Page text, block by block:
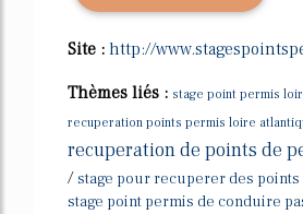
Site : http://
Thèmes liés : stage point permis
recuperation points permis loire
recuperation de points de
/stage pour recuperer des
stage point permis de conduire